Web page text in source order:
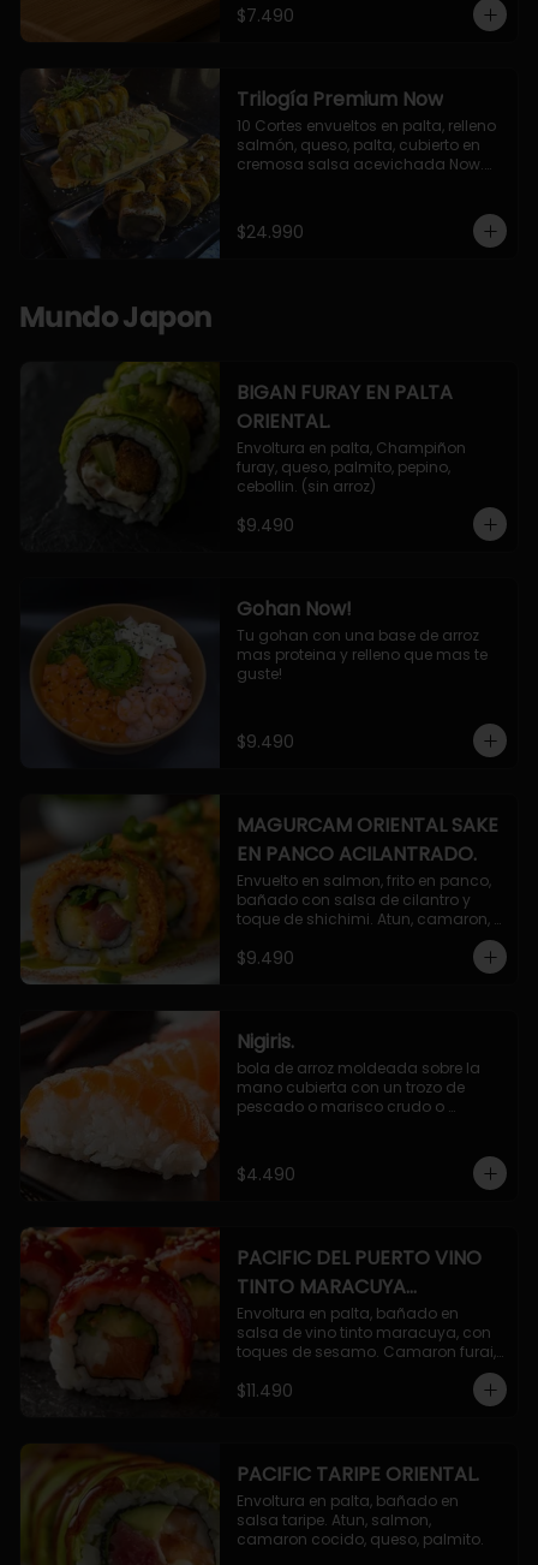
$7.490
Trilogía Premium Now
10 Cortes envueltos en palta, relleno
salmón, queso, palta, cubierto en
cremosa salsa acevichada Now.
palta, cubierto con topping de
chimichurri de la casa flambeado.
$24.990
Mundo Japon
BIGAN FURAY EN PALTA
ORIENTAL.
Envoltura en palta, Champiñon
furay, queso, palmito, pepino,
cebollin. (sin arroz)
$9.490
Gohan Now!
Tu gohan con una base de arroz
mas proteina y relleno que mas te
guste!
$9.490
MAGURCAM ORIENTAL SAKE
EN PANCO ACILANTRADO.
Envuelto en salmon, frito en panco,
bañado con salsa de cilantro y
toque de shichimi. Atun, camaron,
$9.490
Nigiris.
bola de arroz moldeada sobre la
mano cubierta con un trozo de
pescado o marisco crudo o
$4.490
PACIFIC DEL PUERTO VINO
TINTO MARACUYA
ORIENTAL.
Envoltura en palta, bañado en
salsa de vino tinto maracuya, con
toques de sesamo. Camaron furai,
$11.490
PACIFIC TARIPE ORIENTAL.
Envoltura en palta, bañado en
salsa taripe. Atun, salmon,
camaron cocido, queso, palmito.